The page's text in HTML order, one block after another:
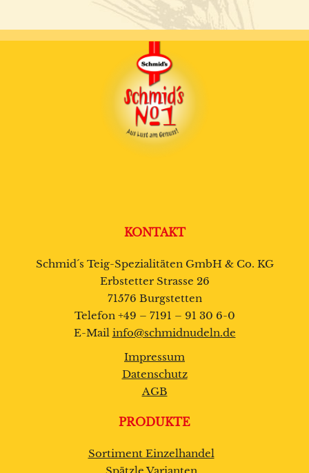
KONTAKT
Schmid´s Teig-Spezialitäten GmbH & Co. KG
Erbstetter Strasse 26
71576 Burgstetten
Telefon +49 – 7191 – 91 30 6-0
E-Mail info@schmidnudeln.de
Impressum
Datenschutz
AGB
PRODUKTE
Sortiment Einzelhandel